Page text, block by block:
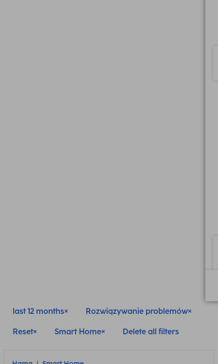
last 12 months Rozwiązywanie problemów
Reset Smart Home Delete all filters